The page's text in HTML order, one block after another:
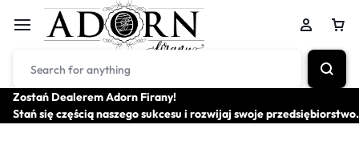
Zostań Dealerem Adorn Firany!
Stań się częścią naszego sukcesu i rozwijaj swoje przedsiębiorstwo.